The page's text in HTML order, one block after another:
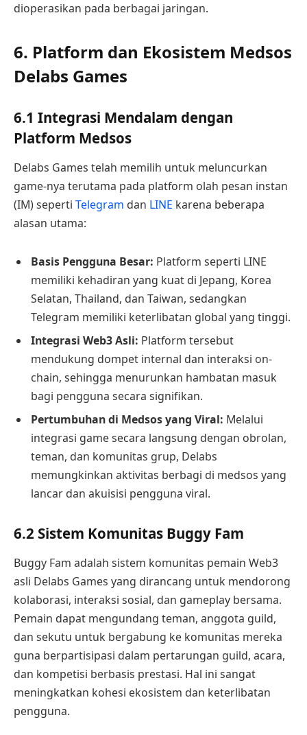
dioperasikan pada berbagai jaringan.
6. Platform dan Ekosistem Medsos
Delabs Games
6.1 Integrasi Mendalam dengan
Platform Medsos
Delabs Games telah memilih untuk meluncurkan
game-nya terutama pada platform olah pesan instan
(IM) seperti Telegram dan LINE karena beberapa
alasan utama:
Basis Pengguna Besar: Platform seperti LINE
memiliki kehadiran yang kuat di Jepang, Korea
Selatan, Thailand, dan Taiwan, sedangkan
Telegram memiliki keterlibatan global yang tinggi.
Integrasi Web3 Asli: Platform tersebut
mendukung dompet internal dan interaksi on-
chain, sehingga menurunkan hambatan masuk
bagi pengguna secara signifikan.
Pertumbuhan di Medsos yang Viral: Melalui
integrasi game secara langsung dengan obrolan,
teman, dan komunitas grup, Delabs
memungkinkan aktivitas berbagi di medsos yang
lancar dan akuisisi pengguna viral.
6.2 Sistem Komunitas Buggy Fam
Buggy Fam adalah sistem komunitas pemain Web3
asli Delabs Games yang dirancang untuk mendorong
kolaborasi, interaksi sosial, dan gameplay bersama.
Pemain dapat mengundang teman, anggota guild,
dan sekutu untuk bergabung ke komunitas mereka
guna berpartisipasi dalam pertarungan guild, acara,
dan kompetisi berbasis prestasi. Hal ini sangat
meningkatkan kohesi ekosistem dan keterlibatan
pengguna.